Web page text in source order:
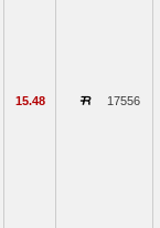
15.48 17556